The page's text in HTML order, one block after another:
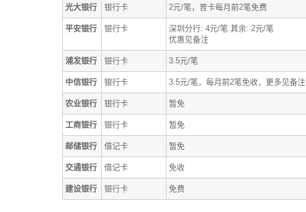
光大银行 银行卡 2元/笔，普卡每月前2笔免费
平安银行 银行卡
深圳分行: 4元/笔 其余: 2元/笔
优惠见备注
浦发银行 银行卡 3.5元/笔
中信银行 银行卡 3.5元/笔，每月前2笔免收，更多见备注
农业银行 银行卡 暂免
工商银行 银行卡 暂免
邮储银行 借记卡 暂免
交通银行 借记卡 免收
建设银行 银行卡 免费